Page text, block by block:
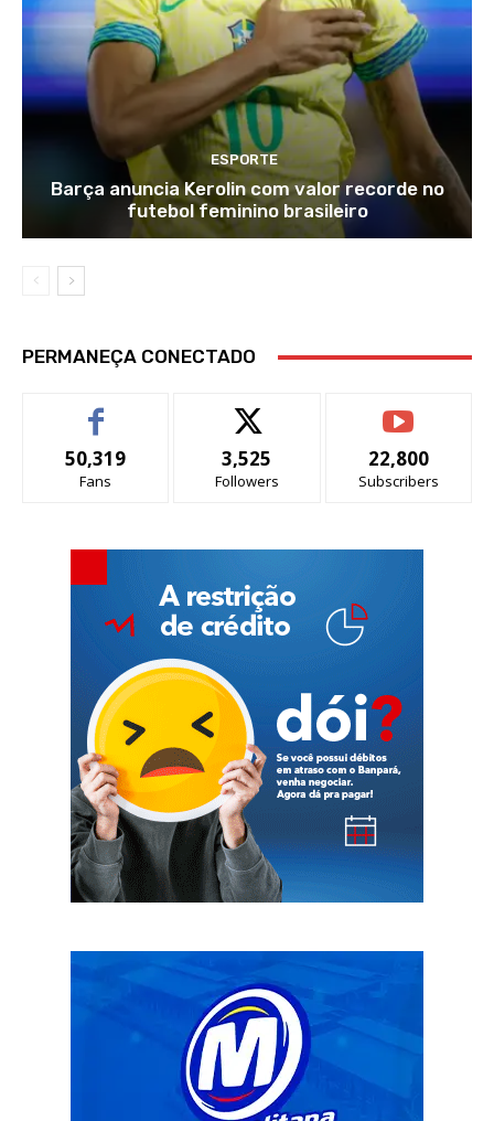
ESPORTE
Barça anuncia Kerolin com valor recorde no
futebol feminino brasileiro
PERMANEÇA CONECTADO
50,319
Fans
3,525
Followers
22,800
Subscribers